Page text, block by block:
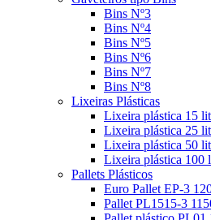
Bins Nº3
Bins Nº4
Bins Nº5
Bins Nº6
Bins Nº7
Bins Nº8
Lixeiras Plásticas
Lixeira plástica 15
Lixeira plástica 25
Lixeira plástica 50
Lixeira plástica 100
Pallets Plásticos
Euro Pallet EP-3
Pallet PL1515-3